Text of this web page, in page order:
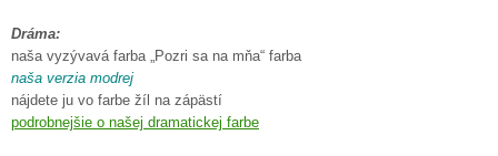
Dráma:
naša vyzývavá farba „Pozri sa na mňa“ farba
naša verzia modrej
nájdete ju vo farbe žíl na zápästí
podrobnejšie o našej dramatickej farbe